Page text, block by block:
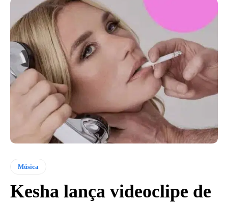
Música
Kesha lança videoclipe de